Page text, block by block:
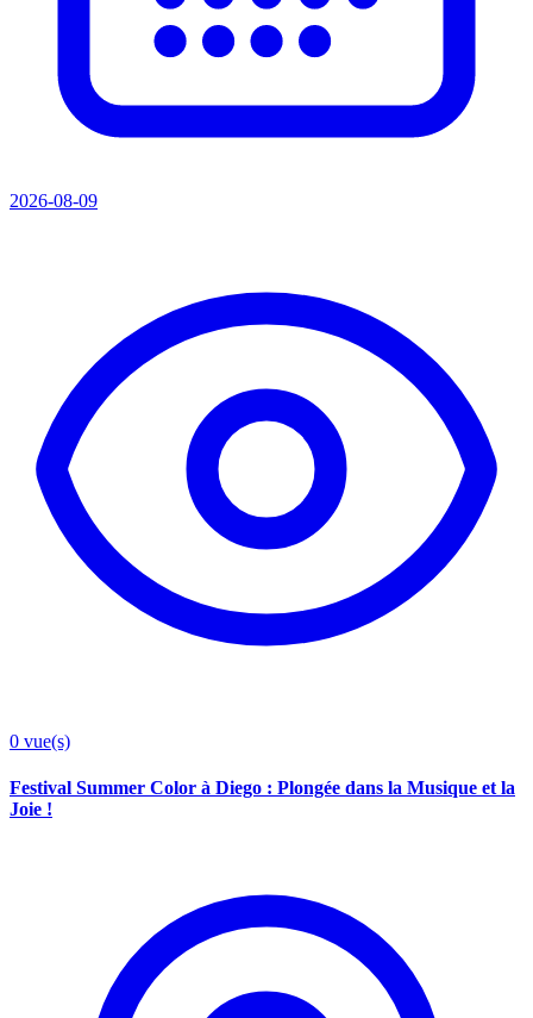
2026-08-09
0 vue(s)
Festival Summer Color à Diego : Plongée dans la Musique et la
Joie !